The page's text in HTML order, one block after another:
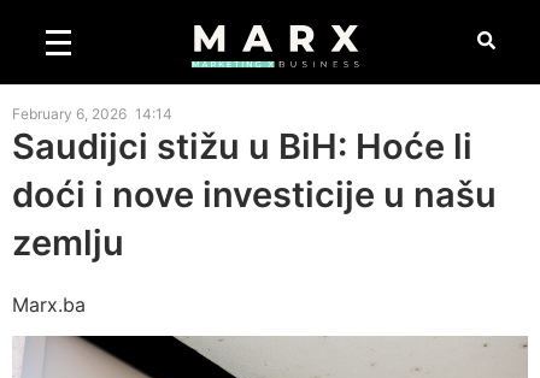
February 6, 2026 14:14
Saudijci stižu u BiH: Hoće li
doći i nove investicije u našu
zemlju
Marx.ba